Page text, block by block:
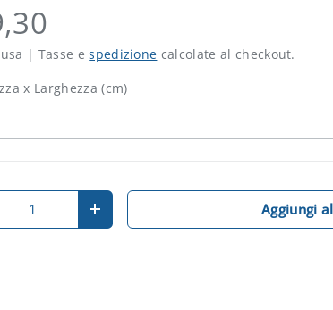
| Tasse espedizione calcolate al checkout.
x Larghezza (cm)
la quantitàAumenta la quantità Aggiungi